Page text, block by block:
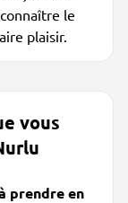
le
plaisir.
vous
prendre en